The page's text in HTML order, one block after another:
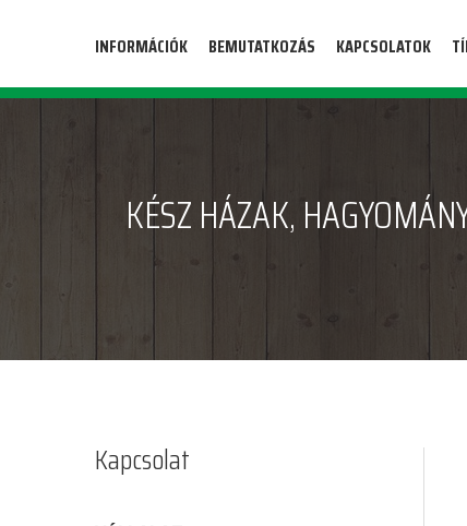
INFORMÁCIÓK BEMUTATKOZÁS KAPCSOLATOK
KÉSZ HÁZAK,
Kapcsolat